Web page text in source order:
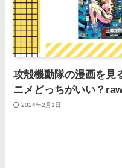
攻殻機動隊の漫画を見
ニメどっちがいい？
2024年2月1日